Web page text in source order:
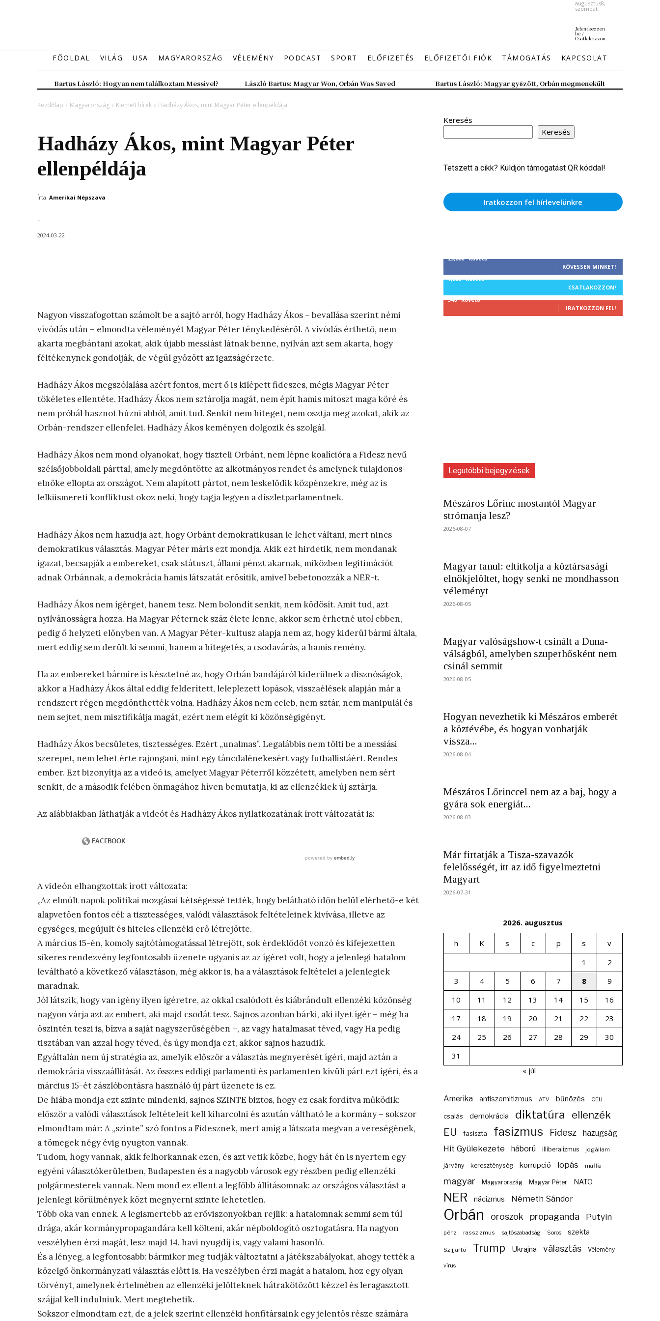
augusztus8,
szombat
Jelentkezzen
be /
Csatlakozzon
FŐOLDAL VILÁG USA MAGYARORSZÁG VÉLEMÉNY PODCAST SPORT ELŐFIZETÉS ELŐFIZETŐI FIÓK TÁMOGATÁS KAPCSOLAT
Bartus László: Hogyan nem találkoztam Messivel? László Bartus: Magyar Won, Orbán Was Saved Bartus László: Magyar győzött, Orbán megmenekült
Kezdőlap Magyarország Kiemelt hírek Hadházy Ákos, mint Magyar Péter ellenpéldája
Hadházy Ákos, mint Magyar Péter
ellenpéldája
Írta: Amerikai Népszava
-
2024-03-22
Nagyon visszafogottan számolt be a sajtó arról, hogy Hadházy Ákos – bevallása szerint némi
vívódás után – elmondta véleményét Magyar Péter ténykedéséről. A vívódás érthető, nem
akarta megbántani azokat, akik újabb messiást látnak benne, nyilván azt sem akarta, hogy
féltékenynek gondolják, de végül győzött az igazságérzete.
Hadházy Ákos megszólalása azért fontos, mert ő is kilépett fideszes, mégis Magyar Péter
tökéletes ellentéte. Hadházy Ákos nem sztárolja magát, nem épít hamis mítoszt maga köré és
nem próbál hasznot húzni abból, amit tud. Senkit nem hiteget, nem osztja meg azokat, akik az
Orbán-rendszer ellenfelei. Hadházy Ákos keményen dolgozik és szolgál.
Hadházy Ákos nem mond olyanokat, hogy tiszteli Orbánt, nem lépne koalícióra a Fidesz nevű
szélsőjobboldali párttal, amely megdöntötte az alkotmányos rendet és amelynek tulajdonos-
elnöke ellopta az országot. Nem alapított pártot, nem leskelődik közpénzekre, még az is
lelkiismereti konfliktust okoz neki, hogy tagja legyen a díszletparlamentnek.
Hadházy Ákos nem hazudja azt, hogy Orbánt demokratikusan le lehet váltani, mert nincs
demokratikus választás. Magyar Péter máris ezt mondja. Akik ezt hirdetik, nem mondanak
igazat, becsapják a embereket, csak státuszt, állami pénzt akarnak, miközben legitimációt
adnak Orbánnak, a demokrácia hamis látszatát erősítik, amivel bebetonozzák a NER-t.
Hadházy Ákos nem ígérget, hanem tesz. Nem bolondít senkit, nem ködösít. Amit tud, azt
nyilvánosságra hozza. Ha Magyar Péternek száz élete lenne, akkor sem érhetné utol ebben,
pedig ő helyzeti előnyben van. A Magyar Péter-kultusz alapja nem az, hogy kiderül bármi általa,
mert eddig sem derült ki semmi, hanem a hitegetés, a csodavárás, a hamis remény.
Ha az embereket bármire is késztetné az, hogy Orbán bandájáról kiderülnek a disznóságok,
akkor a Hadházy Ákos által eddig felderített, leleplezett lopások, visszaélések alapján már a
rendszert régen megdönthették volna. Hadházy Ákos nem celeb, nem sztár, nem manipulál és
nem sejtet, nem misztifikálja magát, ezért nem elégít ki közönségigényt.
Hadházy Ákos becsületes, tisztességes. Ezért „unalmas”. Legalábbis nem tölti be a messiási
szerepet, nem lehet érte rajongani, mint egy táncdalénekesért vagy futballistáért. Rendes
ember. Ezt bizonyítja az a videó is, amelyet Magyar Péterről közzétett, amelyben nem sért
senkit, de a második felében önmagához híven bemutatja, ki az ellenzékiek új sztárja.
Az alábbiakban láthatják a videót és Hadházy Ákos nyilatkozatának írott változatát is:
A videón elhangzottak írott változata:
„Az elmúlt napok politikai mozgásai kétségessé tették, hogy belátható időn belül elérhető-e két
alapvetően fontos cél: a tisztességes, valódi választások feltételeinek kivívása, illetve az
egységes, megújult és hiteles ellenzéki erő létrejötte.
A március 15-én, komoly sajtótámogatással létrejött, sok érdeklődőt vonzó és kifejezetten
sikeres rendezvény legfontosabb üzenete ugyanis az az ígéret volt, hogy a jelenlegi hatalom
leváltható a következő választáson, még akkor is, ha a választások feltételei a jelenlegiek
maradnak.
Jól látszik, hogy van igény ilyen ígéretre, az okkal csalódott és kiábrándult ellenzéki közönség
nagyon várja azt az embert, aki majd csodát tesz. Sajnos azonban bárki, aki ilyet ígér – még ha
őszintén teszi is, bízva a saját nagyszerűségében –, az vagy hatalmasat téved, vagy Ha pedig
tisztában van azzal hogy téved, és úgy mondja ezt, akkor sajnos hazudik.
Egyáltalán nem új stratégia az, amelyik először a választás megnyerését ígéri, majd aztán a
demokrácia visszaállítását. Az összes eddigi parlamenti és parlamenten kívüli párt ezt ígéri, és a
március 15-ét zászlóbontásra használó új párt üzenete is ez.
De hiába mondja ezt szinte mindenki, sajnos SZINTE biztos, hogy ez csak fordítva működik:
először a valódi választások feltételeit kell kiharcolni és azután váltható le a kormány – sokszor
elmondtam már: A „szinte” szó fontos a Fidesznek, mert amíg a látszata megvan a vereségének,
a tömegek négy évig nyugton vannak.
Tudom, hogy vannak, akik felhorkannak ezen, és azt vetik közbe, hogy hát én is nyertem egy
egyéni választókerületben, Budapesten és a nagyobb városok egy részben pedig ellenzéki
polgármesterek vannak. Nem mond ez ellent a legfőbb állításomnak: az országos választást a
jelenlegi körülmények közt megnyerni szinte lehetetlen.
Több oka van ennek. A legismertebb az erőviszonyokban rejlik: a hatalomnak semmi sem túl
drága, akár kormánypropagandára kell költeni, akár népboldogító osztogatásra. Ha nagyon
veszélyben érzi magát, lesz majd 14. havi nyugdíj is, vagy valami hasonló.
És a lényeg, a legfontosabb: bármikor meg tudják változtatni a játékszabályokat, ahogy tették a
közelgő önkormányzati választás előtt is. Ha veszélyben érzi magát a hatalom, hoz egy olyan
törvényt, amelynek értelmében az ellenzéki jelölteknek hátrakötözött kézzel és leragasztott
szájjal kell indulniuk. Mert megtehetik.
Sokszor elmondtam ezt, de a jelek szerint ellenzéki honfitársaink egy jelentős része számára
Keresés
Keresés
Tetszett a cikk? Küldjön támogatást QR kóddal!
Iratkozzon fel hírlevelünkre
25,000 Követő
KÖVESSEN MINKET!
1,000 Követő
CSATLAKOZZON!
340 Követő
IRATKOZZON FEL!
Legutóbbi bejegyzések
Mészáros Lőrinc mostantól Magyar
strómanja lesz?
2026-08-07
Magyar tanul: eltitkolja a köztársasági
elnökjelöltet, hogy senki ne mondhasson
véleményt
2026-08-05
Magyar valóságshow-t csinált a Duna-
válságból, amelyben szuperhősként nem
csinál semmit
2026-08-05
Hogyan nevezhetik ki Mészáros emberét
a köztévébe, és hogyan vonhatják
vissza...
2026-08-04
Mészáros Lőrinccel nem az a baj, hogy a
gyára sok energiát...
2026-08-03
Már firtatják a Tisza-szavazók
felelősségét, itt az idő figyelmeztetni
Magyart
2026-07-31
2026. augusztus
h K s c p s
v
1
2
3
4 5 6 7 8
9
10
11 12 13 14 15
16
17
18 19 20 21 22
23
24
25 26 27 28 29
30
31
« júl
Amerika antiszemitizmus ATV bűnözés CEU
csalás demokrácia diktatúra ellenzék
EU fasiszta fasizmus Fidesz hazugság
Hit Gyülekezete háború illiberalizmus jogállam
járvány kereszténység korrupció lopás maffia
magyar Magyarország Magyar Péter NATO
NER nácizmus Németh Sándor
Orbán oroszok propaganda Putyin
pénz rasszizmus sajtószabadság Soros szekta
Szijjártó Trump Ukrajna választás Vélemény
vírus